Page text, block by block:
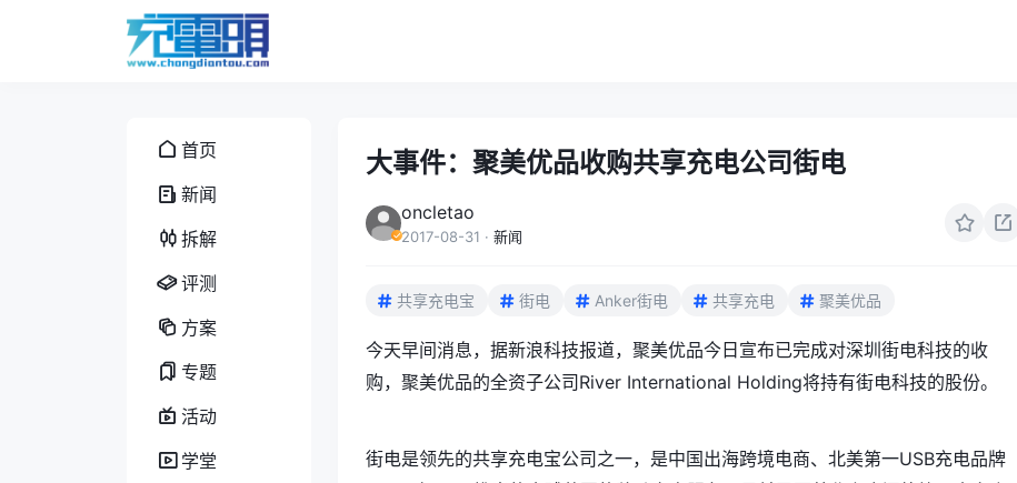
首页
新闻
拆解
评测
方案
专题
活动
学堂
大事件：聚美优品收购共享充电公司街电
oncletao
2017-08-31 · 新闻
共享充电宝 街电 Anker街电 共享充电 聚美优品
今天早间消息，据新浪科技报道，聚美优品今日宣布已完成对深圳街电科技的收
购，聚美优品的全资子公司River International Holding将持有街电科技的股份。
街电是领先的共享充电宝公司之一，是中国出海跨境电商、北美第一USB充电品牌